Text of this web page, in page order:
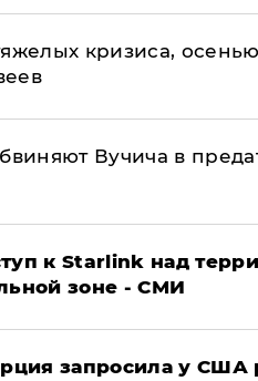
кризиса,
Вучича в
к Starlink над
зоне - СМИ
запросила у США